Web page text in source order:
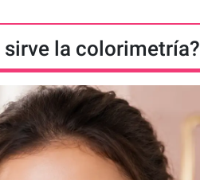
sirve la colorimetría?